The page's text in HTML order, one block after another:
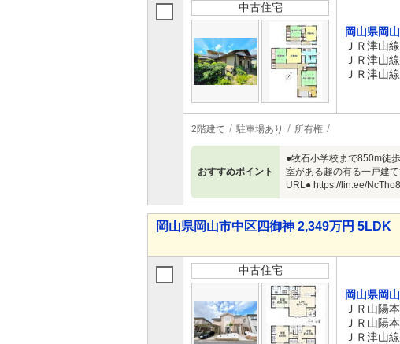
中古住宅
岡山県岡
ＪＲ津山
ＪＲ津山
ＪＲ津山
2階建て 駐車場あり 所有権
おすすめポイント
●牧石小学校まで850m徒
室がある趣の有る一戸建
URL● https://lin.ee/
岡山県岡山市中区四御神 2,349万円 5LDK
中古住宅
岡山県岡
ＪＲ山陽
ＪＲ山陽
ＪＲ津山